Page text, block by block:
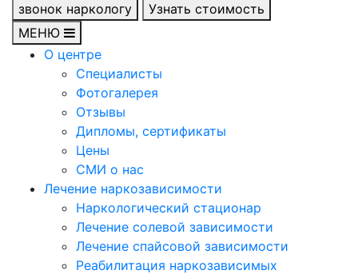
звонок наркологу
Узнать стоимость
МЕНЮ
О центре
Специалисты
Фотогалерея
Отзывы
Дипломы, сертификаты
Цены
СМИ о нас
Лечение наркозависимости
Наркологический стационар
Лечение солевой зависимости
Лечение спайсовой зависимости
Реабилитация наркозависимых